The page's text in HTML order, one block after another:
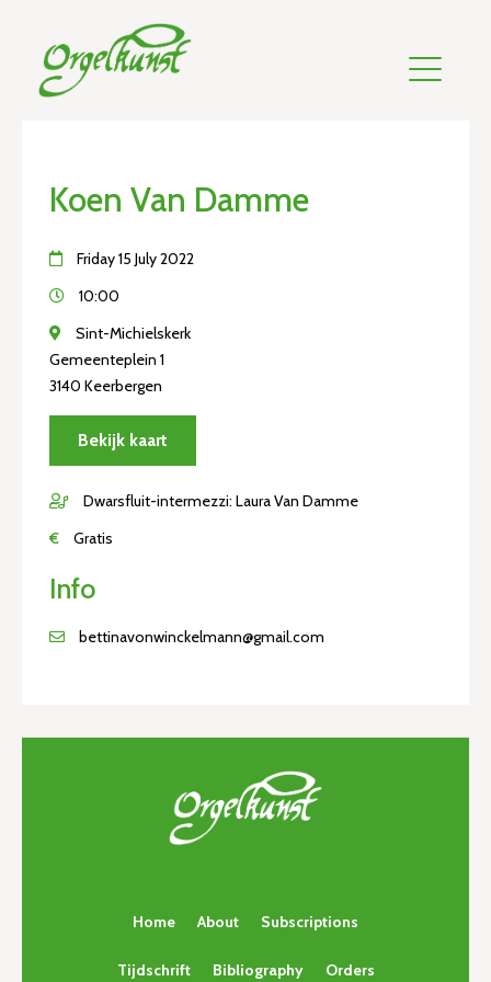
Koen Van Damme
Friday 15 July 2022
10:00
Sint-Michielskerk
Gemeenteplein 1
3140 Keerbergen
Bekijk kaart
Dwarsfluit-intermezzi: Laura Van Damme
€
Gratis
Info
bettinavonwinckelmann@gmail.com
Home About Subscriptions
Tijdschrift Bibliography Orders